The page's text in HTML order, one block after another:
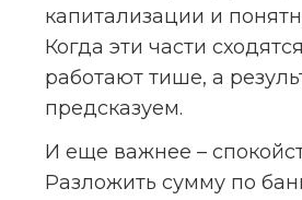
капитализации и
Когда эти части
работают тише, а
предсказуем.
И еще важнее –
Разложить сумму по